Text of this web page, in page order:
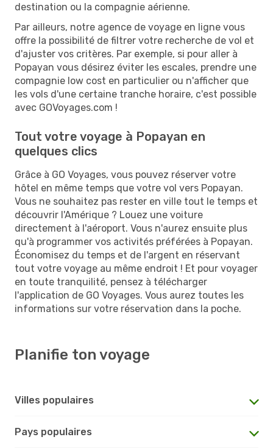
destination ou la compagnie aérienne.
Par ailleurs, notre agence de voyage en ligne vous
offre la possibilité de filtrer votre recherche de vol et
d'ajuster vos critères. Par exemple, si pour aller à
Popayan vous désirez éviter les escales, prendre une
compagnie low cost en particulier ou n'afficher que
les vols d'une certaine tranche horaire, c'est possible
avec GOVoyages.com !
Tout votre voyage à Popayan en
quelques clics
Grâce à GO Voyages, vous pouvez réserver votre
hôtel en même temps que votre vol vers Popayan.
Vous ne souhaitez pas rester en ville tout le temps et
découvrir l'Amérique ? Louez une voiture
directement à l'aéroport. Vous n'aurez ensuite plus
qu'à programmer vos activités préférées à Popayan.
Économisez du temps et de l'argent en réservant
tout votre voyage au même endroit ! Et pour voyager
en toute tranquilité, pensez à télécharger
l'application de GO Voyages. Vous aurez toutes les
informations sur votre réservation dans la poche.
Planifie ton voyage
Villes populaires
Pays populaires